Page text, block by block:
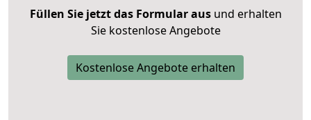
Füllen Sie jetzt das Formular ausund erhalten
Sie kostenlose Angebote
Kostenlose Angebote erhalten